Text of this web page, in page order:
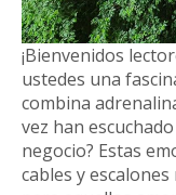
¡Bienvenidos
ustedes una
combina
vez han
negocio? Estas
cables y